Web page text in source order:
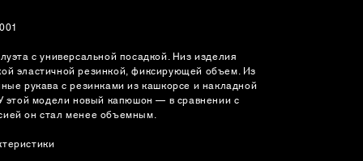
с универсальной посадкой. Низ изделия
эластичной резинкой, фиксирующей объем. Из
рукава с резинками из кашкорсе и накладной
этой модели новый капюшон — в сравнении с
он стал менее объемным.